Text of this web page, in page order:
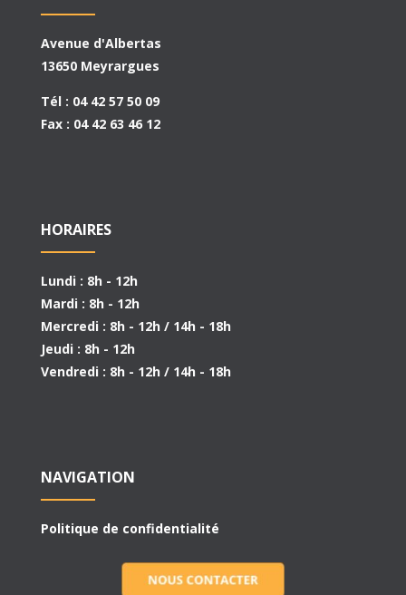
Avenue d'Albertas
13650 Meyrargues
Tél : 04 42 57 50 09
Fax : 04 42 63 46 12
HORAIRES
Lundi : 8h - 12h
Mardi : 8h - 12h
Mercredi : 8h - 12h / 14h - 18h
Jeudi : 8h - 12h
Vendredi : 8h - 12h / 14h - 18h
NAVIGATION
Politique de confidentialité